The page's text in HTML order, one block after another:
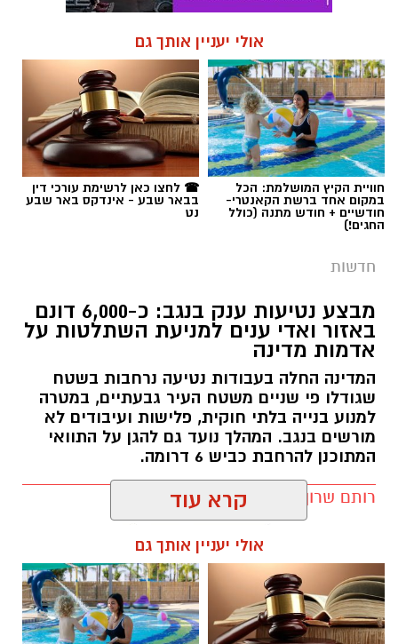
אולי יעניין אותך גם
חוויית הקיץ המושלמת: הכל
במקום אחד ברשת הקאנטרי-
חודשיים + חודש מתנה (כולל
החגים!)
☎ לחצו כאן לרשימת עורכי דין
בבאר שבע - אינדקס באר שבע
נט
חדשות
מבצע נטיעות ענק בנגב: כ-6,000 דונם
באזור ואדי ענים למניעת השתלטות על
אדמות מדינה
המדינה החלה בעבודות נטיעה נרחבות בשטח
שגודלו פי שניים משטח העיר גבעתיים, במטרה
למנוע בנייה בלתי חוקית, פלישות ועיבודים לא
מורשים בנגב. המהלך נועד גם להגן על התוואי
המתוכנן להרחבת כביש 6 דרומה.
רותם שרון / 11:32 08.08.26
תגים:רמ''י
קרא עוד
אולי יעניין אותך גם